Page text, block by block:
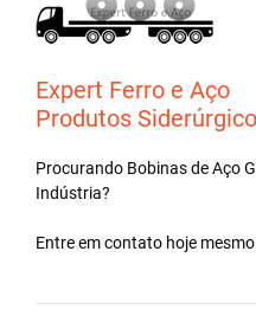
Expert Ferro e Aço
Produtos
Procurando Bobinas deAço
Indústria?
Entre em contato hoje